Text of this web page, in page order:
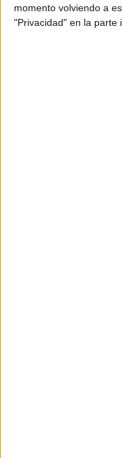
momento volviendo a
"Privacidad" en la parte
los centros antes de
En Andalucía o